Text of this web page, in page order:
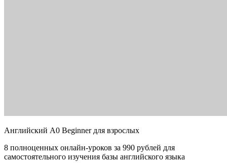
Английский A0 Beginner для взрослых
8 полноценных онлайн-уроков за 990 рублей для
самостоятельного изучения базы английского языка